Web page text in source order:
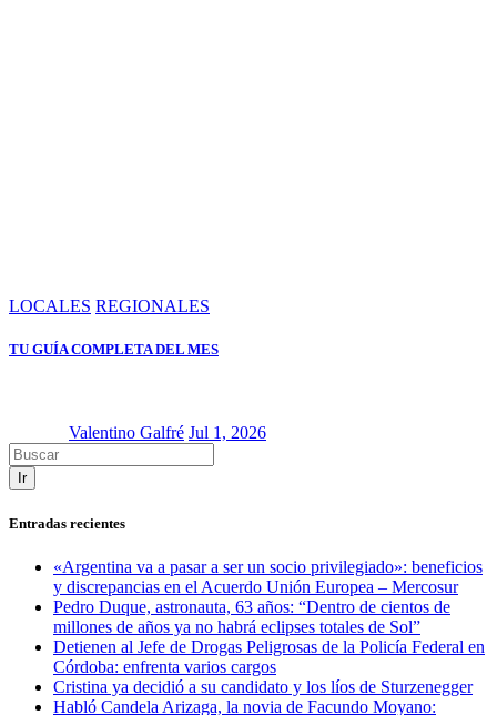
LOCALES REGIONALES
TU GUÍA COMPLETA DEL MES
Valentino Galfré Jul 1, 2026
Ir
Entradas recientes
«Argentina va a pasar a ser un socio privilegiado»: beneficios
y discrepancias en el Acuerdo Unión Europea – Mercosur
Pedro Duque, astronauta, 63 años: “Dentro de cientos de
millones de años ya no habrá eclipses totales de Sol”
Detienen al Jefe de Drogas Peligrosas de la Policía Federal en
Córdoba: enfrenta varios cargos
Cristina ya decidió a su candidato y los líos de Sturzenegger
Habló Candela Arizaga, la novia de Facundo Moyano: